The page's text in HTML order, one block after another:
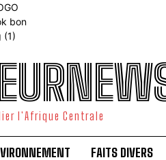
l'Afrique Centrale
FAITS DIVERS